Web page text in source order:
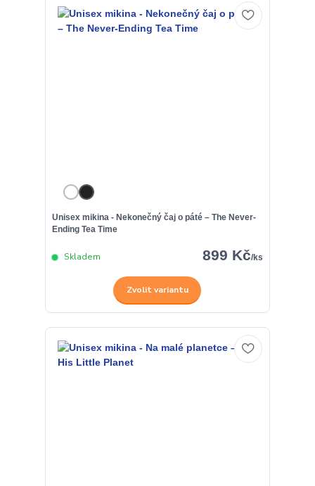
Unisex mikina - Nekonečný čaj o páté – The Never-
Ending Tea Time
899 Kč/ks
Skladem
Zvolit variantu